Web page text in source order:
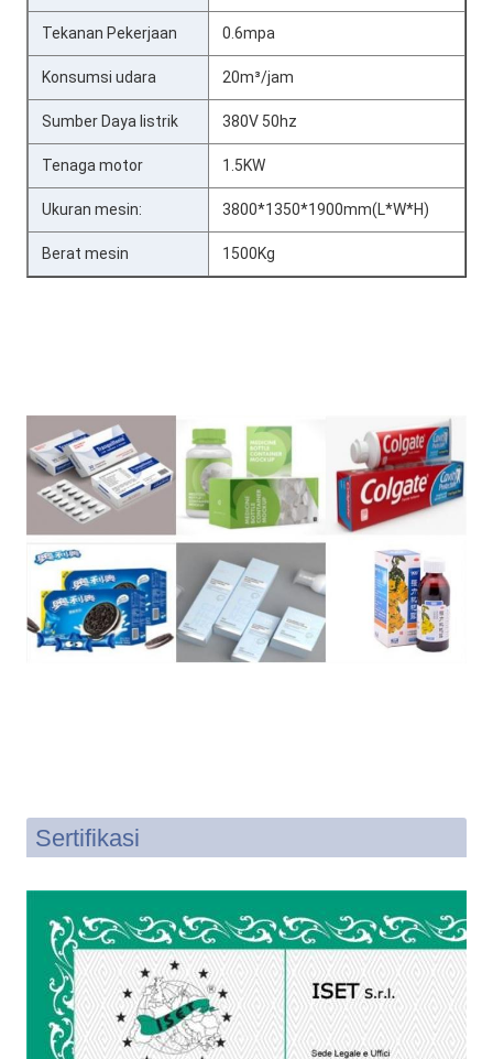
Tekanan Pekerjaan 0.6mpa
Konsumsi udara 20m³/jam
Sumber Daya listrik 380V 50hz
Tenaga motor 1.5KW
Ukuran mesin: 3800*1350*1900mm(L*W*H)
Berat mesin 1500Kg
Sertifikasi